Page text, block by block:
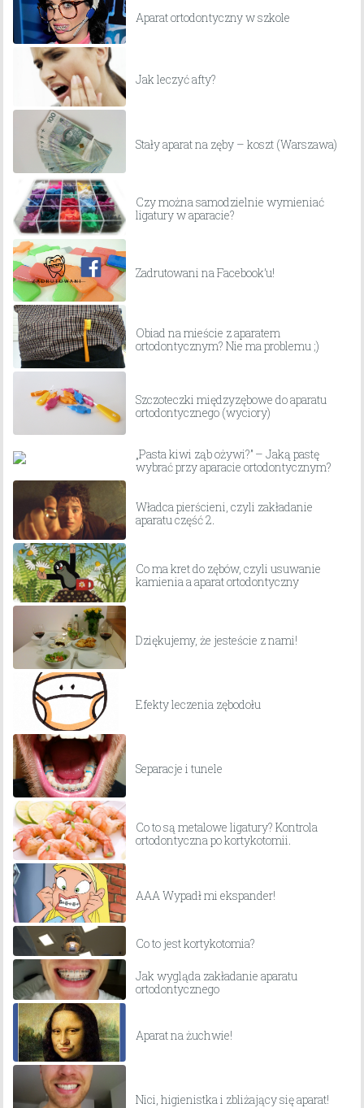
Aparat ortodontyczny w szkole
Jak leczyć afty?
Stały aparat na zęby – koszt (Warszawa)
Czy można samodzielnie wymieniać
ligatury w aparacie?
Zadrutowani na Facebook’u!
Obiad na mieście z aparatem
ortodontycznym? Nie ma problemu ;)
Szczoteczki międzyzębowe do aparatu
ortodontycznego (wyciory)
„Pasta kiwi ząb ożywi?” – Jaką pastę
wybrać przy aparacie ortodontycznym?
Władca pierścieni, czyli zakładanie
aparatu część 2.
Co ma kret do zębów, czyli usuwanie
kamienia a aparat ortodontyczny
Dziękujemy, że jesteście z nami!
Efekty leczenia zębodołu
Separacje i tunele
Co to są metalowe ligatury? Kontrola
ortodontyczna po kortykotomii.
AAA Wypadł mi ekspander!
Co to jest kortykotomia?
Jak wygląda zakładanie aparatu
ortodontycznego
Aparat na żuchwie!
Nici, higienistka i zbliżający się aparat!